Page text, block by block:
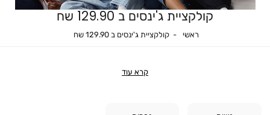
קולקציית ג'ינסים ב 129.90 שח
ראשי ראשיקולקציית ג'ינסים ב 129.90 שח
קרא עוד